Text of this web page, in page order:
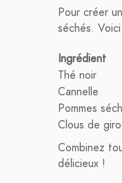
Pour créer
séchés.
Ingrédient
Thé noir
Cannelle
Pommes
Clous de
Combinez
délicieux !